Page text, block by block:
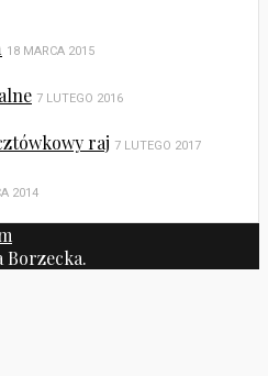
18 MARCA 2015
7 LUTEGO 2016
raj 7 LUTEGO 2017
2014